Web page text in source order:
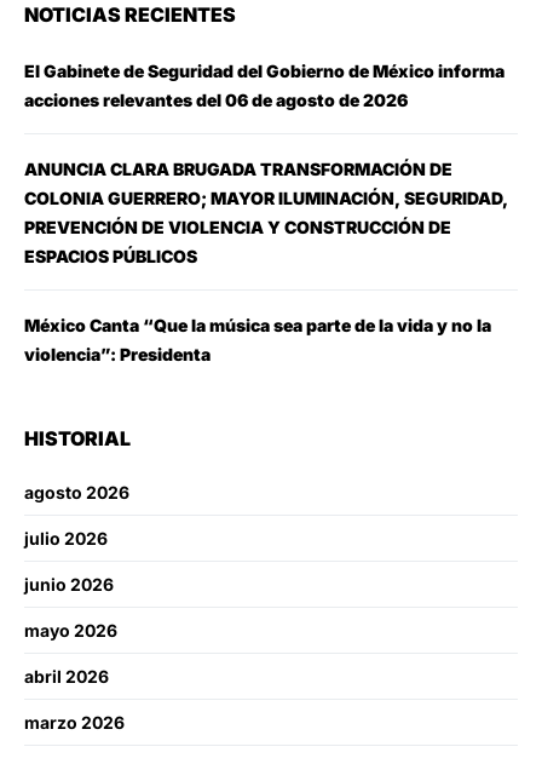
NOTICIAS RECIENTES
El Gabinete de Seguridad del Gobierno de México informa
acciones relevantes del 06 de agosto de 2026
ANUNCIA CLARA BRUGADA TRANSFORMACIÓN DE
COLONIA GUERRERO; MAYOR ILUMINACIÓN, SEGURIDAD,
PREVENCIÓN DE VIOLENCIA Y CONSTRUCCIÓN DE
ESPACIOS PÚBLICOS
México Canta “Que la música sea parte de la vida y no la
violencia”: Presidenta
HISTORIAL
agosto 2026
julio 2026
junio 2026
mayo 2026
abril 2026
marzo 2026